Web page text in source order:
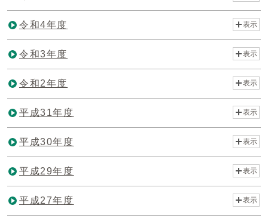
令和4年度 表示
令和3年度 表示
令和2年度 表示
平成31年度 表示
平成30年度 表示
平成29年度 表示
平成27年度 表示